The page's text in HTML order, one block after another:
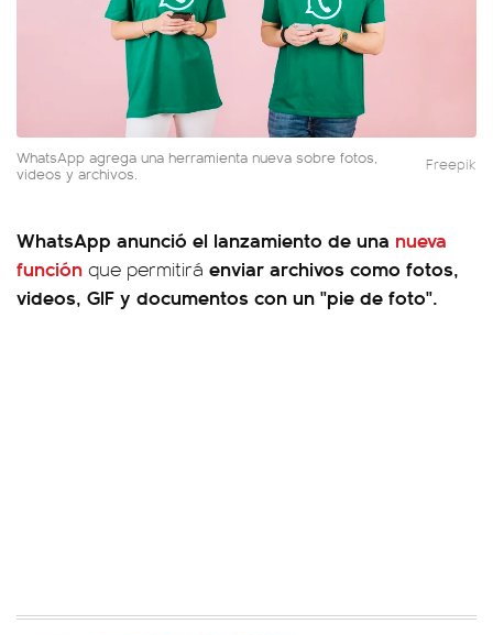
WhatsApp agrega una herramienta nueva sobre fotos,
videos y archivos. Freepik
WhatsApp anunció el lanzamiento de una nueva
función que permitirá enviar archivos como fotos,
videos, GIF y documentos con un "pie de foto".